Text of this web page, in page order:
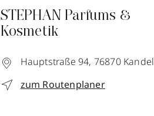
STEPHAN Parfums &
Kosmetik
Hauptstraße 94, 76870 Kandel
zum Routenplaner